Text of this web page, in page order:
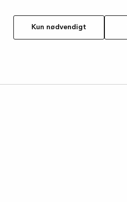
Kun nødvendigt
side exception has occurred